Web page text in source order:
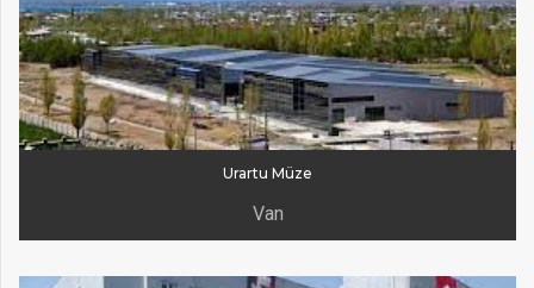
Urartu Müze
Van